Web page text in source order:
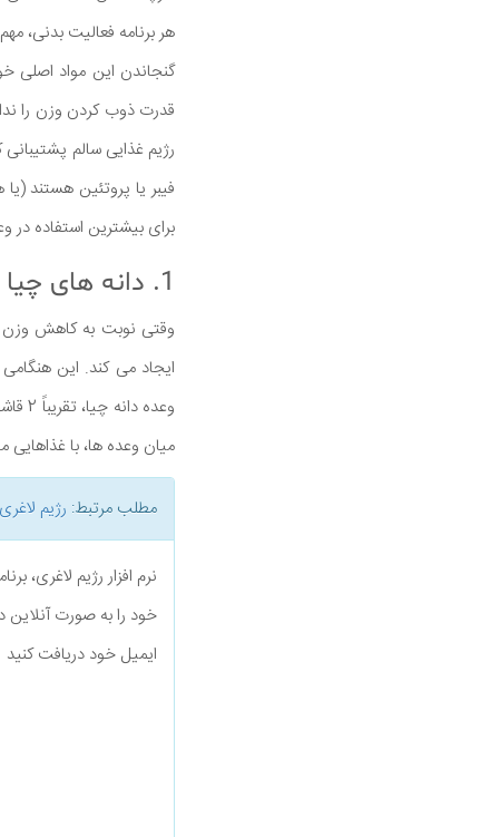
هر برنامه فعالیت بدنی،
گنجاندن این مواد اصلی
قدرت ذوب کردن وزن را
فیبر یا پروتئین هستند
برای بیشترین استفاده
1. دانه های چیا
وقتی نوبت به کاهش وزن
ایجاد می کند. این
میان وعده ها، با
مطلب مرتبط: رژیم لاغری
نرم افزار رژیم لاغری،
خود را به صورت آنلاین
ایمیل خود دریافت کنید